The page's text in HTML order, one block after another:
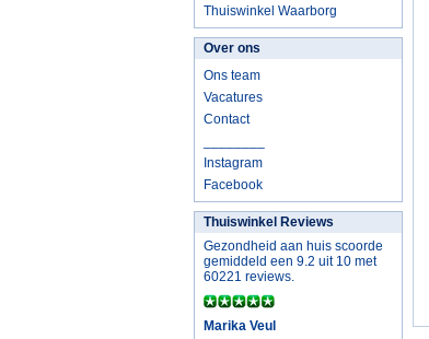
Thuiswinkel Waarborg
Over ons
Ons team
Vacatures
Contact
Instagram
Facebook
Thuiswinkel Reviews
Gezondheid aan huis scoorde
gemiddeld een 9.2 uit 10 met
60221 reviews.
Marika Veul